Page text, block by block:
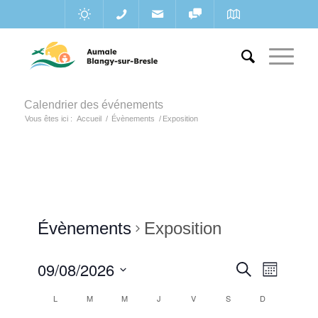
Calendrier des événements
Vous êtes ici : Accueil / Évènements / Exposition
Évènements Exposition
Recherche
de
Mois
09/08/2026
Calendrier
L M M J V S D